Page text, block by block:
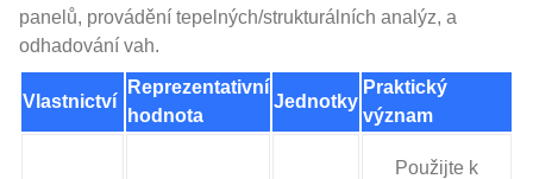
panelů, provádění tepelných/strukturálních analýz, a
odhadování vah.
Vlastnictví
Reprezentativní
hodnota
Jednotky
Praktický
význam
Použijte k